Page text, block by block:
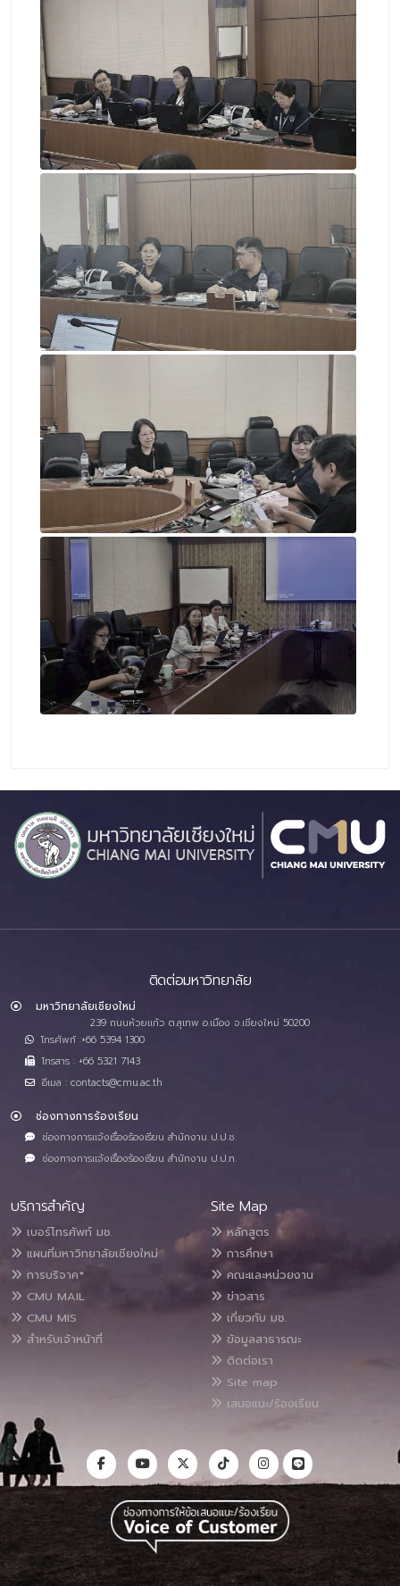
ติดต่อมหาวิทยาลัย
มหาวิทยาลัยเชียงใหม่
239 ถนนห้วยแก้ว ต.สุเทพ อ.เมือง จ.เชียงใหม่ 50200
โทรศัพท์ :+66 5394 1300
โทรสาร : +66 5321 7143
อีเมล : contacts@cmu.ac.th
ช่องทางการร้องเรียน
ช่องทางการแจ้งเรื่องร้องเรียน สำนักงาน ป.ป.ช.
ช่องทางการแจ้งเรื่องร้องเรียน สำนักงาน ป.ป.ท.
บริการสำคัญ
เบอร์โทรศัพท์ มช.
แผนที่มหาวิทยาลัยเชียงใหม่
การบริจาค*
CMU MAIL
CMU MIS
สำหรับเจ้าหน้าที่
Site Map
หลักสูตร
การศึกษา
คณะและหน่วยงาน
ข่าวสาร
เกี่ยวกับ มช.
ข้อมูลสาธารณะ
ติดต่อเรา
Site map
เสนอแนะ/ร้องเรียน